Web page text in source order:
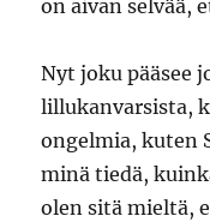
on aivan selvää,
Nyt joku pääsee
lillukanvarsista,
ongelmia, kuten
minä tiedä,
olen sitä mieltä,